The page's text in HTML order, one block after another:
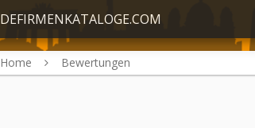
DEFIRMENKATALOGE.COM
Home Bewertungen